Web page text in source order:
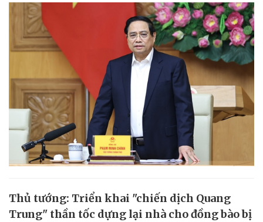
Thủ tướng: Triển khai "chiến dịch Quang
Trung" thần tốc dựng lại nhà cho đồng bào bị